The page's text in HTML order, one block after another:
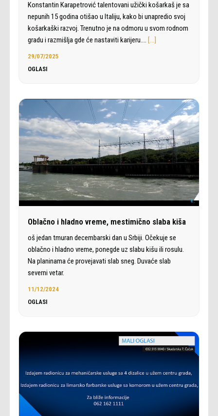
Konstantin Karapetrović talentovani užički košarkaš je sa
nepunih 15 godina otišao u Italiju, kako bi unapredio svoj
košarkaški razvoj. Trenutno je na odmoru u svom rodnom
gradu i razmišlja gde će nastaviti karijeru.… […]
29/07/2025
OGLASI
Oblačno i hladno vreme, mestimično slaba kiša
oš jedan tmuran decembarski dan u Srbiji. Očekuje se
oblačno i hladno vreme, ponegde uz slabu kišu ili rosulu.
Na planinama će provejavati slab sneg. Duvaće slab
severni vetar.
11/12/2024
OGLASI